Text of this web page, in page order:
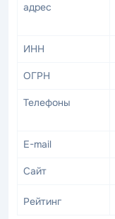
адрес
ИНН
ОГРН
Телефоны
E-mail
Сайт
Рейтинг